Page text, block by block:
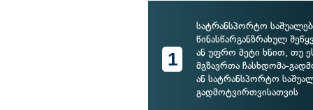
1
სატრანსპორტო
წინასწარგანზრახულ
ან უფრო მეტი ხნით, თუ
მგზავრთა ჩასხდომა-
ან სატრანსპორტო
გადმოტვირთვისათვის